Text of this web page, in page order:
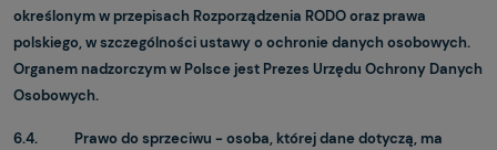
określonym w przepisach Rozporządzenia RODO oraz prawa
polskiego, w szczególności ustawy o ochronie danych osobowych.
Organem nadzorczym w Polsce jest Prezes Urzędu Ochrony Danych
Osobowych.
6.4. Prawo do sprzeciwu - osoba, której dane dotyczą, ma